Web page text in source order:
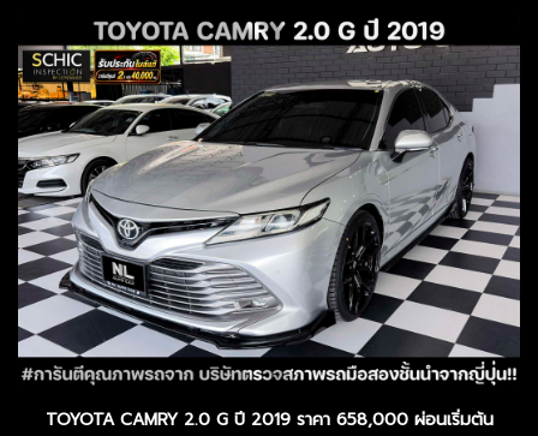
TOYOTA CAMRY 2.0 G ปี 2019 ราคา 658,000 ผ่อนเริ่มต้น